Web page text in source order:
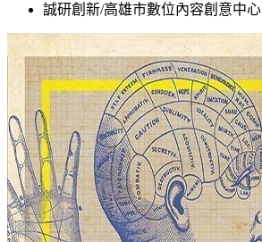
誠研創新/高雄市數位內容創意中心